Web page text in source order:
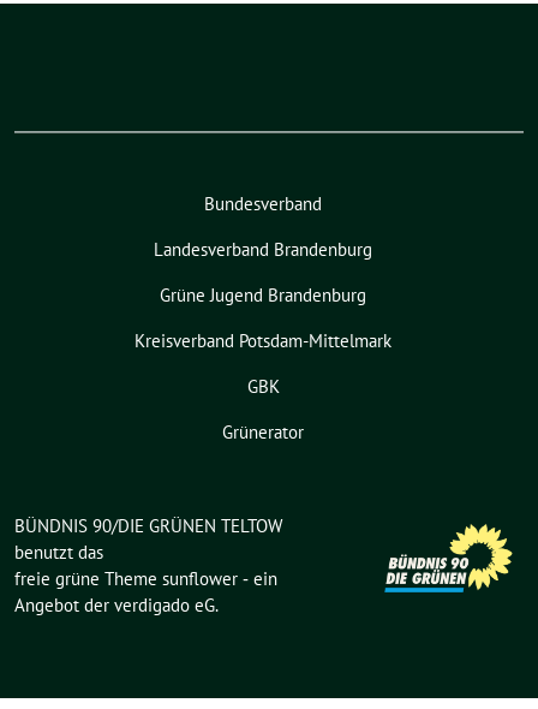
Bundesverband
Landesverband Brandenburg
Grüne Jugend Brandenburg
Kreisverband Potsdam-Mittelmark
GBK
Grünerator
BÜNDNIS 90/DIE GRÜNEN TELTOW
benutzt das
freie grüne Theme sunflower ‐ ein
Angebot der verdigado eG.